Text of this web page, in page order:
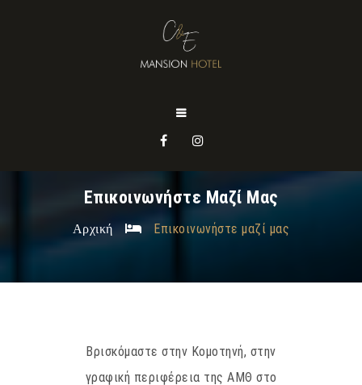
Επικοινωνήστε Μαζί Μας
Αρχική Επικοινωνήστε μαζί μας
Βρισκόμαστε στην Κομοτηνή, στην
γραφική περιφέρεια της ΑΜΘ στο